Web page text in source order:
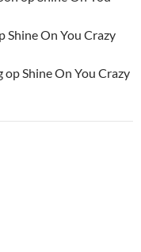
Shine On You Crazy
op Shine On You Crazy